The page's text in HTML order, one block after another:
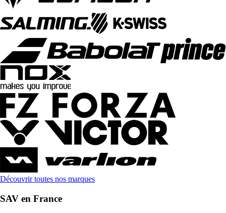
Découvrir toutes nos marques
SAV en France